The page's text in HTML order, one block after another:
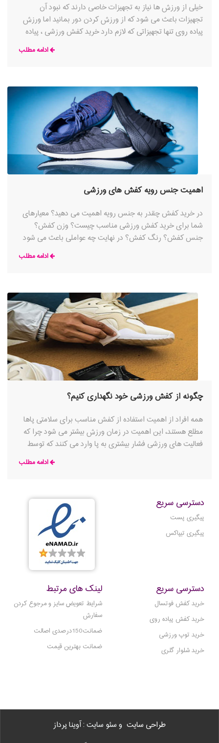
خیلی از ورزش ها نیاز به تجهیزات خاصی دارند که نبود آن
تجهیزات باعث می شود که از ورزش کردن دور بمانید اما ورزش
پیاده روی تنها تجهیزاتی که لازم دارد خرید کفش ورزشی ، پیاده
ادامه مطلب
اهمیت جنس رویه کفش های ورزشی
در خرید کفش چقدر به جنس رویه اهمیت می دهید؟ معیارهای
شما برای خرید کفش ورزشی مناسب چیست؟ وزن کفش؟
جنس کفش؟ رنگ کفش؟ در نهایت چه عواملی باعث می شود
ادامه مطلب
چگونه از کفش ورزشی خود نگهداری کنیم؟
همه افراد از اهمیت استفاده از کفش مناسب برای سلامتی پاها
مطلع هستند، این اهمیت در زمان ورزش بیشتر می شود چرا که
فعالیت های ورزشی فشار بیشتری به پا وارد می کنند که توسط
ادامه مطلب
دسترسی سریع
پیگیری پست
پیگیری تیپاکس
لینک های مرتبط
شرایط تعویض سایز و مرجوع کردن
سفارش
ضمانت150درصدی اصالت
ضمانت بهترین قیمت
دسترسی سریع
خرید کفش فوتسال
خرید کفش پیاده روی
خرید توپ ورزشی
خرید شلوار گلری
طراحی سایت و سئو سایت : آوینا پرداز